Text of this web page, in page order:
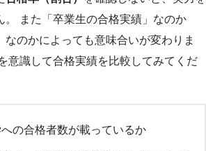
。 また「卒業生の合格実績」なのか
なのかによっても意味合いが変わりま
意識して合格実績を比較してみてくだ
の合格者数が載っているか